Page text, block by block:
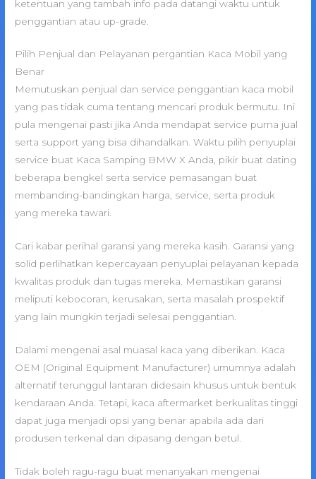
ketentuan yang tambah info pada datangi waktu untuk
penggantian atau up-grade.
Pilih Penjual dan Pelayanan pergantian Kaca Mobil yang
Benar
Memutuskan penjual dan service penggantian kaca mobil
yang pas tidak cuma tentang mencari produk bermutu. Ini
pula mengenai pasti jika Anda mendapat service purna jual
serta support yang bisa dihandalkan. Waktu pilih penyuplai
service buat Kaca Samping BMW X Anda, pikir buat dating
beberapa bengkel serta service pemasangan buat
membanding-bandingkan harga, service, serta produk
yang mereka tawari.
Cari kabar perihal garansi yang mereka kasih. Garansi yang
solid perlihatkan kepercayaan penyuplai pelayanan kepada
kwalitas produk dan tugas mereka. Memastikan garansi
meliputi kebocoran, kerusakan, serta masalah prospektif
yang lain mungkin terjadi selesai penggantian.
Dalami mengenai asal muasal kaca yang diberikan. Kaca
OEM (Original Equipment Manufacturer) umumnya adalah
alternatif terunggul lantaran didesain khusus untuk bentuk
kendaraan Anda. Tetapi, kaca aftermarket berkualitas tinggi
dapat juga menjadi opsi yang benar apabila ada dari
produsen terkenal dan dipasang dengan betul.
Tidak boleh ragu-ragu buat menanyakan mengenai